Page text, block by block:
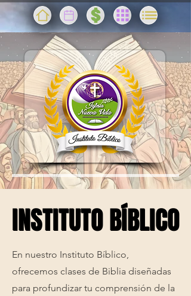
INSTITUTO BÍBLICO
INSTITUTO BÍBLICO
En nuestro Instituto Bíblico,
ofrecemos clases de Biblia diseñadas
para profundizar tu comprensión de la